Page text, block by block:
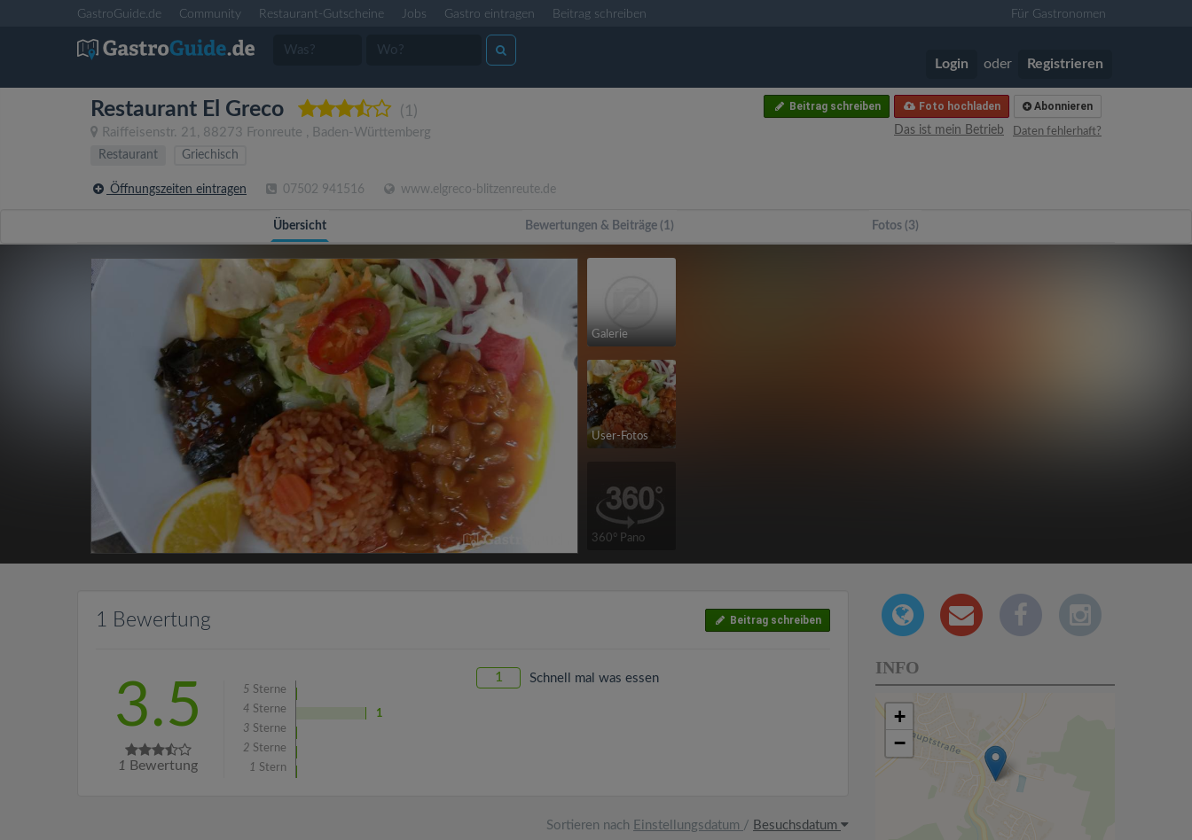
GastroGuide.de Community Restaurant-Gutscheine Jobs Gastro eintragen Beitrag schreiben Für Gastronomen
Login oder Registrieren
Restaurant El Greco (1)
Raiffeisenstr. 21 , 88273 Fronreute , Baden-Württemberg
Abonnieren
Foto hochladen
Beitrag schreiben
Daten fehlerhaft?
Das ist mein Betrieb
Restaurant
Griechisch
Öffnungszeiten eintragen 07502 941516 www.elgreco-blitzenreute.de
Übersicht Bewertungen & Beiträge (1) Fotos (3)
Galerie
User-Fotos
360° Pano
1 Bewertung Beitrag schreiben
3.5
1 Bewertung
5 Sterne
4 Sterne
1
3 Sterne
2 Sterne
1 Stern
1 Schnell mal was essen
Sortieren nach Einstellungsdatum / Besuchsdatum
INFO
+
−